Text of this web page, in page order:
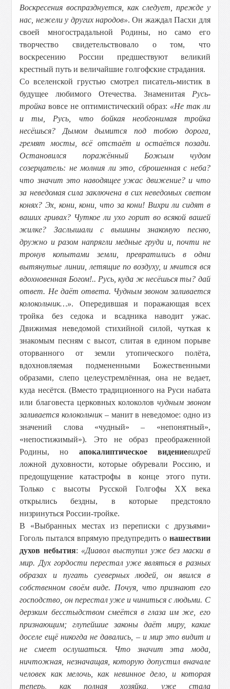
Воскресения воспразднуется, как следует, прежде у
нас, нежели у других народов». Он жаждал Пасхи для
своей многострадальной Родины, но само его
творчество свидетельствовало о том, что
воскресению России предшествуют великий
крестный путь и величайшие голгофские страдания.
Со вселенской грустью смотрел писатель-мистик в
будущее любимого Отечества. Знаменитая Русь-
тройка вовсе не оптимистический образ: «Не так ли
и ты, Русь, что бойкая необгонимая тройка
несёшься? Дымом дымится под тобою дорога,
гремят мосты, всё отстаёт и остаётся позади.
Остановился поражённый Божьим чудом
созерцатель: не молния ли это, сброшенная с неба?
что значит это наводящее ужас движение? и что
за неведомая сила заключена в сих неведомых светом
конях? Эх, кони, кони, что за кони! Вихри ли сидят в
ваших гривах? Чуткое ли ухо горит во всякой вашей
жилке? Заслышали с вышины знакомую песню,
дружно и разом напрягли медные груди и, почти не
тронув копытами земли, превратились в одни
вытянутые линии, летящие по воздуху, и мчится вся
вдохновенная Богом!.. Русь, куда ж несёшься ты? дай
ответ. Не даёт ответа. Чудным звоном заливается
колокольчик…». Опередившая и поражающая всех
тройка без седока и всадника наводит ужас.
Движимая неведомой стихийной силой, чуткая к
знакомым песням с высот, слитая в едином порыве
оторванного от земли утопического полёта,
вдохновляемая подмененными Божественными
образами, слепо целеустремлённая, она не ведает,
куда несётся. (Вместо традиционного на Руси набата
или благовеста церковных колоколов чудным звоном
заливается колокольчик– манит в неведомое: одно из
значений слова «чудный» – «непонятный»,
«непостижимый»). Это не образ преображенной
Родины, но апокалиптическое видениевихрей
ложной духовности, которые обуревали Россию, и
предощущение катастрофы в конце этого пути.
Только с высоты Русской Голгофы XX века
открылись бездны, в которые предстояло
низринуться России-тройке.
В «Выбранных местах из переписки с друзьями»
Гоголь пытался впрямую предупредить о нашествии
духов небытия: «Диавол выступил уже без маски в
мир. Дух гордости перестал уже являться в разных
образах и пугать суеверных людей, он явился в
собственном своём виде. Почуя, что признают его
господство, он перестал уже и чиниться с людьми. С
дерзким бесстыдством смеётся в глаза им же, его
признающим; глупейшие законы даёт миру, какие
доселе ещё никогда не давались, – и мир это видит и
не смеет ослушаться. Что значит эта мода,
ничтожная, незначащая, которую допустил вначале
человек как мелочь, как невинное дело, и которая
теперь, как полная хозяйка, уже стала